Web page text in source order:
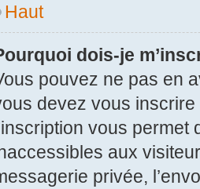
Haut
dois-je
pouvez ne pas en
devez vous
vous
aux
privée,